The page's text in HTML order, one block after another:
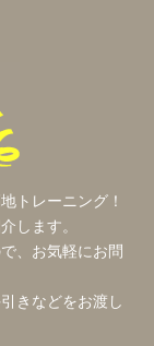
トレーニング！
します。
、お気軽にお問
きなどをお渡し